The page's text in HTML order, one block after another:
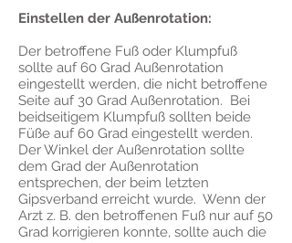
Einstellen der Außenrotation:
Der betroffene Fuß oder Klumpfuß
sollte auf 60 Grad Außenrotation
eingestellt werden, die nicht betroffene
Seite auf 30 Grad Außenrotation. Bei
beidseitigem Klumpfuß sollten beide
Füße auf 60 Grad eingestellt werden.
Der Winkel der Außenrotation sollte
dem Grad der Außenrotation
entsprechen, der beim letzten
Gipsverband erreicht wurde. Wenn der
Arzt z. B. den betroffenen Fuß nur auf 50
Grad korrigieren konnte, sollte auch die